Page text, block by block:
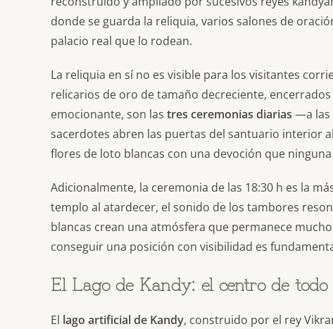
donde se guarda la reliquia, varios salones de
palacio real que lo rodean.
La reliquia en sí no es visible para los visitantes
relicarios de oro de tamaño decreciente,
emocionante, son las tres ceremonias diarias —a las
sacerdotes abren las puertas del santuario interior
flores de loto blancas con una devoción que
Adicionalmente, la ceremonia de las 18:30 h es la
templo al atardecer, el sonido de los tambores
blancas crean una atmósfera que permanece
conseguir una posición con visibilidad es
El Lago de Kandy: el centro de todo
El lago artificial de Kandy, construido por el rey